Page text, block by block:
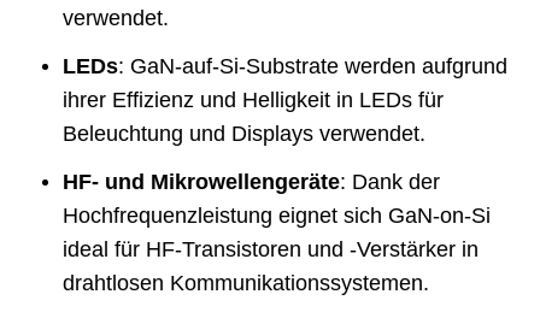
verwendet.
LEDs: GaN-auf-Si-Substrate werden aufgrund
ihrer Effizienz und Helligkeit in LEDs für
Beleuchtung und Displays verwendet.
HF- und Mikrowellengeräte: Dank der
Hochfrequenzleistung eignet sich GaN-on-Si
ideal für HF-Transistoren und -Verstärker in
drahtlosen Kommunikationssystemen.